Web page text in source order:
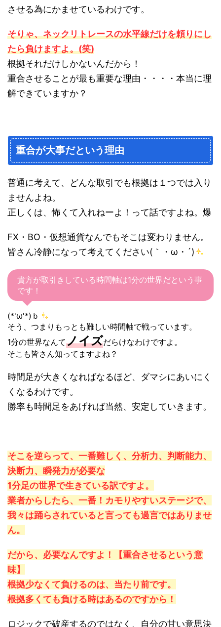
させる為にかませているわけです。
そりゃ、ネックリトレースの水平線だけを頼りにし
たら負けますよ。(笑)
根拠それだけしかないんだから！
重合させることが最も重要な理由・・・・本当に理
解できていますか？
重合が大事だという理由
普通に考えて、どんな取引でも根拠は１つでは入り
ませんよね。
正しくは、怖くて入れねーよ！って話ですよね。爆
FX・BO・仮想通貨なんでもそこは変わりません。
皆さん冷静になって考えてください(｀・ω・´)
貴方が取引きしている時間軸は1分の世界だという事
です！
(*'ω'*)ｂ
そう、つまりもっとも難しい時間軸で戦っています。
1分の世界なんてノイズだらけなわけですよ。
そこも皆さん知ってますよね？
時間足が大きくなればなるほど、ダマシにあいにく
くなるわけです。
勝率も時間足をあげれば当然、安定していきます。
そこを逆らって、一番難しく、分析力、判断能力、
決断力、瞬発力が必要な
1分足の世界で生きている訳ですよ。
業者からしたら、一番！カモりやすいステージで、
我々は踊らされていると言っても過言ではありませ
ん。
だから、必要なんですよ！【重合させるという意
味】
根拠少なくて負けるのは、当たり前です。
根拠多くても負ける時はあるのですから！
ロジックで破産するのではなく、自分の甘い意思決